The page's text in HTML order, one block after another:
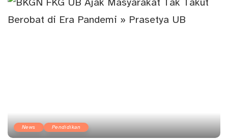
News Pendidikan